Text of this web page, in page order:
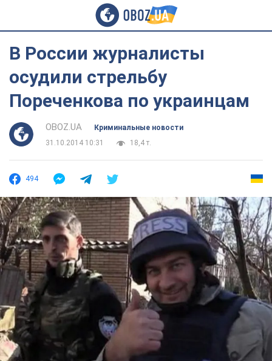
В России журналисты
осудили стрельбу
Пореченкова по украинцам
OBOZ.UA
Криминальные новости
31.10.2014 10:31
18,4 т.
494